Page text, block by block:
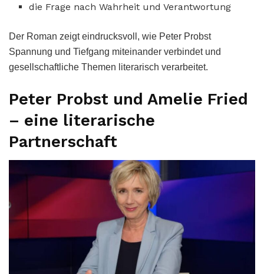
die Frage nach Wahrheit und Verantwortung
Der Roman zeigt eindrucksvoll, wie Peter Probst
Spannung und Tiefgang miteinander verbindet und
gesellschaftliche Themen literarisch verarbeitet.
Peter Probst und Amelie Fried
– eine literarische
Partnerschaft